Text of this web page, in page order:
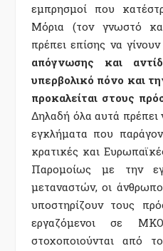
εμπρησμοί που
Μόρια (τον γνωστό
πρέπει επίσης να
απόγνωσης και
υπερβολικό πόνο και
προκαλείται στους
Δηλαδή όλα αυτά πρέπει
εγκλήματα που
κρατικές και
Παρομοίως με την
μεταναστών, οι
υποστηρίζουν τους
εργαζόμενοι σε
στοχοποιούνται από